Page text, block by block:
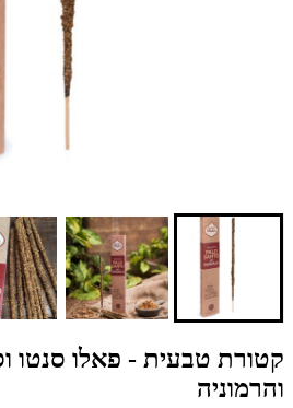
קטורת טבעית - פאלו סנטו
והרמוניה